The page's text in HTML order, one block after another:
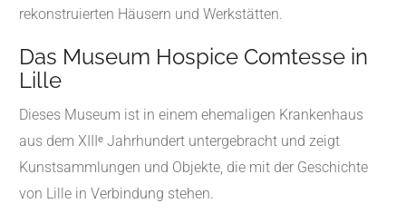
rekonstruierten Häusern und Werkstätten.
Das Museum Hospice Comtesse in
Lille
Dieses Museum ist in einem ehemaligen Krankenhaus
aus dem XIIIᵉ Jahrhundert untergebracht und zeigt
Kunstsammlungen und Objekte, die mit der Geschichte
von Lille in Verbindung stehen.